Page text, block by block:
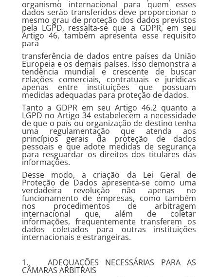
organismo internacional para quem esses
dados serão transferidos deve proporcionar o
mesmo grau de proteção dos dados previstos
pela LGPD, ressalta-se que a GDPR, em seu
Artigo 46, também apresenta esse requisito
para
transferência de dados entre países da União
Europeia e os demais países. Isso demonstra a
tendência mundial e crescente de buscar
relações comerciais, contratuais e jurídicas
apenas entre instituições que possuam
medidas adequadas para proteção de dados.
Tanto a GDPR em seu Artigo 46.2 quanto a
LGPD no Artigo 34 estabelecem a necessidade
de que o país ou organização de destino tenha
uma regulamentação que atenda aos
princípios gerais da proteção de dados
pessoais e que adote medidas de segurança
para resguardar os direitos dos titulares das
informações.
Desse modo, a criação da Lei Geral de
Proteção de Dados apresenta-se como uma
verdadeira revolução não apenas no
funcionamento de empresas, como também
nos procedimentos de arbitragem
internacional que, além de coletar
informações, frequentemente transferem os
dados coletados para outras instituições
internacionais e estrangeiras.
1. ADEQUAÇÕES NECESSÁRIAS PARA AS
CÂMARAS ARBITRAIS